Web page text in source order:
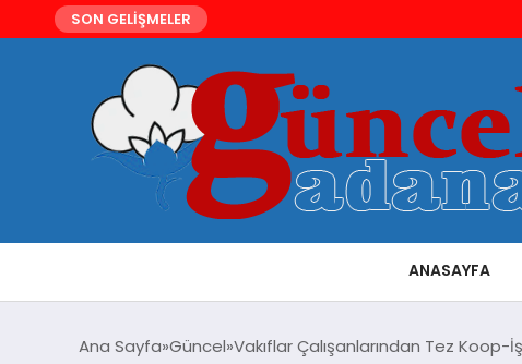
SON GELİŞMELER
ANASAYFA
Ana Sayfa Güncel Vakıflar Çalışanlarından Tez Koop-